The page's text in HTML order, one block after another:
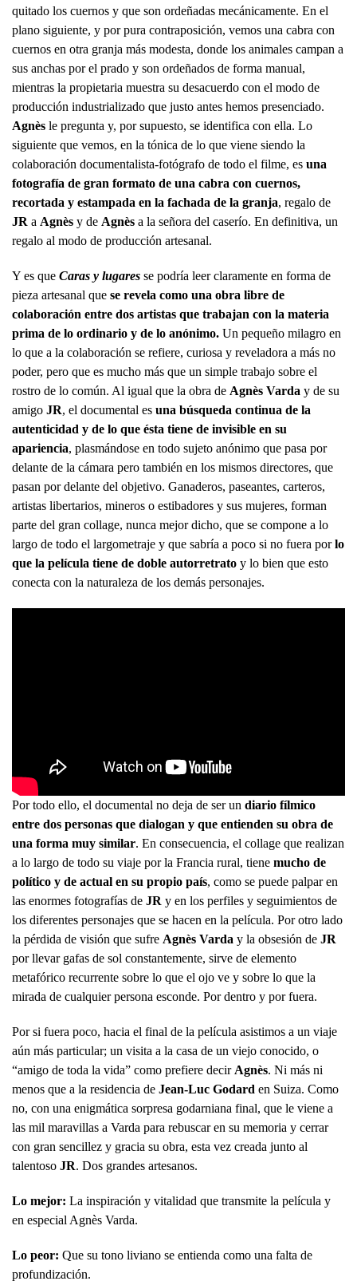
quitado los cuernos y que son ordeñadas mecánicamente. En el
plano siguiente, y por pura contraposición, vemos una cabra con
cuernos en otra granja más modesta, donde los animales campan a
sus anchas por el prado y son ordeñados de forma manual,
mientras la propietaria muestra su desacuerdo con el modo de
producción industrializado que justo antes hemos presenciado.
Agnès le pregunta y, por supuesto, se identifica con ella. Lo
siguiente que vemos, en la tónica de lo que viene siendo la
colaboración documentalista-fotógrafo de todo el filme, es una
fotografía de gran formato de una cabra con cuernos,
recortada y estampada en la fachada de la granja, regalo de
JR a Agnès y de Agnès a la señora del caserío. En definitiva, un
regalo al modo de producción artesanal.
Y es que Caras y lugares se podría leer claramente en forma de
pieza artesanal que se revela como una obra libre de
colaboración entre dos artistas que trabajan con la materia
prima de lo ordinario y de lo anónimo. Un pequeño milagro en
lo que a la colaboración se refiere, curiosa y reveladora a más no
poder, pero que es mucho más que un simple trabajo sobre el
rostro de lo común. Al igual que la obra de Agnès Varda y de su
amigo JR, el documental es una búsqueda continua de la
autenticidad y de lo que ésta tiene de invisible en su
apariencia, plasmándose en todo sujeto anónimo que pasa por
delante de la cámara pero también en los mismos directores, que
pasan por delante del objetivo. Ganaderos, paseantes, carteros,
artistas libertarios, mineros o estibadores y sus mujeres, forman
parte del gran collage, nunca mejor dicho, que se compone a lo
largo de todo el largometraje y que sabría a poco si no fuera porlo
que la película tiene de doble autorretrato y lo bien que esto
conecta con la naturaleza de los demás personajes.
Por todo ello, el documental no deja de ser un diario fílmico
entre dos personas que dialogan y que entienden su obra de
una forma muy similar. En consecuencia, el collage que realizan
a lo largo de todo su viaje por la Francia rural, tiene mucho de
político y de actual en su propio país, como se puede palpar en
las enormes fotografías de JR y en los perfiles y seguimientos de
los diferentes personajes que se hacen en la película. Por otro lado
la pérdida de visión que sufre Agnès Varda y la obsesión de JR
por llevar gafas de sol constantemente, sirve de elemento
metafórico recurrente sobre lo que el ojo ve y sobre lo que la
mirada de cualquier persona esconde. Por dentro y por fuera.
Por si fuera poco, hacia el final de la película asistimos a un viaje
aún más particular; un visita a la casa de un viejo conocido, o
“amigo de toda la vida” como prefiere decirAgnès. Ni más ni
menos que a la residencia de Jean-Luc Godard en Suiza. Como
no, con una enigmática sorpresa godarniana final, que le viene a
las mil maravillas a Varda para rebuscar en su memoria y cerrar
con gran sencillez y gracia su obra, esta vez creada junto al
talentoso JR. Dos grandes artesanos.
Lo mejor: La inspiración y vitalidad que transmite la película y
en especial Agnès Varda.
Lo peor: Que su tono liviano se entienda como una falta de
profundización.